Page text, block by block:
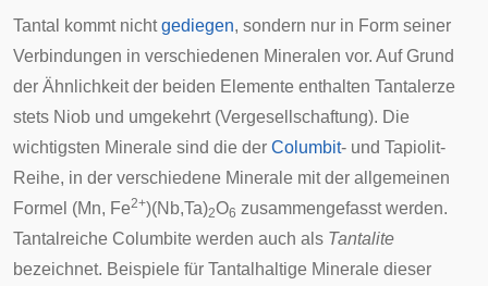
Tantal kommt nichtgediegen, sondern nur in Form seiner
Verbindungen in verschiedenen Mineralen vor. Auf Grund
der Ähnlichkeit der beiden Elemente enthalten Tantalerze
stets Niob und umgekehrt (Vergesellschaftung). Die
wichtigsten Minerale sind die der Columbit- und Tapiolit-
Reihe, in der verschiedene Minerale mit der allgemeinen
Formel (Mn, Fe2+)(Nb,Ta)2O6 zusammengefasst werden.
Tantalreiche Columbite werden auch als Tantalite
bezeichnet. Beispiele für Tantalhaltige Minerale dieser